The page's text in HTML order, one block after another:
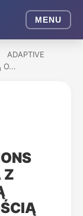
MENU
ADAPTIVE
O...
Z